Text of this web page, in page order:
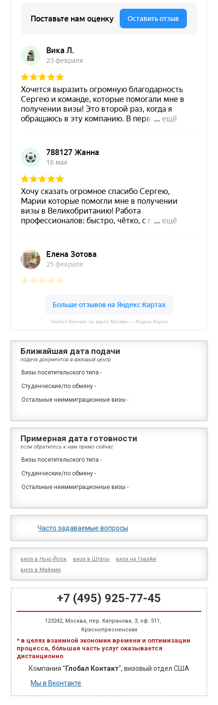
Глобал Контакт на карте Москвы — Яндекс.Карты
Ближайшая дата подачи
подача документов в визовый центр
Визы посетительского типа -
Студенческие/по обмену -
Остальные неиммиграционные визы -
Примерная дата готовности
если обратитесь к нам прямо сейчас
Визы посетительского типа -
Студенческие/по обмену -
Остальные неиммиграционные визы -
Часто задаваемые вопросы
виза в Нью-Йорк виза в Штаты
виза на Гавайи
виза в Майами
+7 (495) 925-77-45
123242, Москва, пер. Капранова, 3, оф. 511,
Краснопресненская
* в целях взаимной экономии времени и оптимизации
процесса, бо́льшая часть услуг оказывается
дистанционно
Компания " Глобал Контакт", визовый отдел США
Мы в Вконтакте